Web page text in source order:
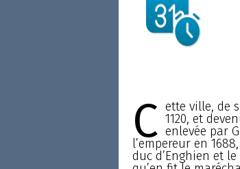
C ette ville, de
1120, et
enlevée par
l’empereur en
duc d’Enghien et